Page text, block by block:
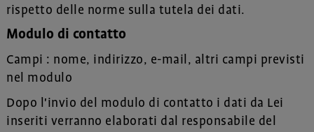
rispetto delle norme sulla tutela dei dati.
Modulo di contatto
Campi : nome, indirizzo, e-mail, altri campi previsti
nel modulo
Dopo l'invio del modulo di contatto i dati da Lei
inseriti verranno elaborati dal responsabile del